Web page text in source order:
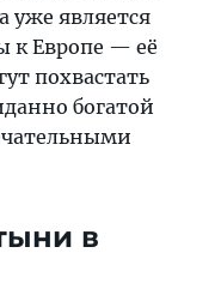
уже является
к Европе — её
похвастать
богатой
в